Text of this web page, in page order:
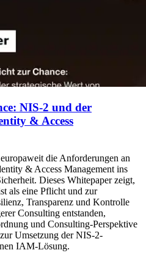
NIS-2 und der
& Access
die Anforderungen an
& Access Management ins
Dieses Whitepaper zeigt,
als eine Pflicht und zur
Transparenz und Kontrolle
Consulting entstanden,
und Consulting-Perspektive
Umsetzung der NIS-2-
IAM-Lösung.